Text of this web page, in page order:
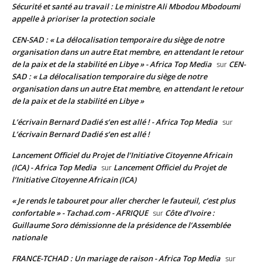
Sécurité et santé au travail : Le ministre Ali Mbodou Mbodoumi
appelle à prioriser la protection sociale
CEN-SAD : « La délocalisation temporaire du siège de notre
organisation dans un autre Etat membre, en attendant le retour
de la paix et de la stabilité en Libye » - Africa Top Media sur CEN-
SAD : « La délocalisation temporaire du siège de notre
organisation dans un autre Etat membre, en attendant le retour
de la paix et de la stabilité en Libye »
L’écrivain Bernard Dadié s’en est allé ! - Africa Top Media sur
L’écrivain Bernard Dadié s’en est allé !
Lancement Officiel du Projet de l’Initiative Citoyenne Africain
(ICA) - Africa Top Media sur Lancement Officiel du Projet de
l’Initiative Citoyenne Africain (ICA)
« Je rends le tabouret pour aller chercher le fauteuil, c’est plus
confortable » - Tachad.com - AFRIQUE sur Côte d’Ivoire :
Guillaume Soro démissionne de la présidence de l’Assemblée
nationale
FRANCE-TCHAD : Un mariage de raison - Africa Top Media sur